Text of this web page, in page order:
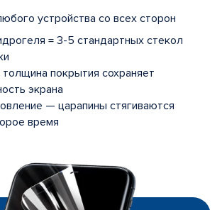
устройства со всех сторон
= 3-5 стандартных стекол
покрытия сохраняет
экрана
— царапины стягиваются
время